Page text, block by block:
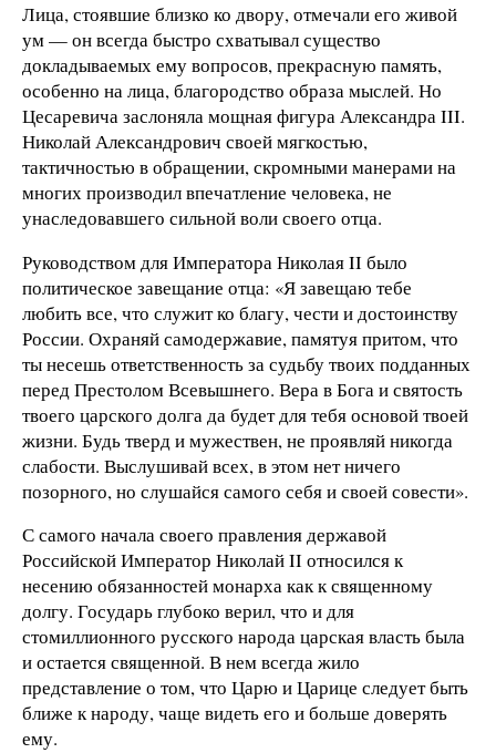
Лица, стоявшие близко ко двору, отмечали его живой
ум — он всегда быстро схватывал существо
докладываемых ему вопросов, прекрасную память,
особенно на лица, благородство образа мыслей. Но
Цесаревича заслоняла мощная фигура Александра III.
Николай Александрович своей мягкостью,
тактичностью в обращении, скромными манерами на
многих производил впечатление человека, не
унаследовавшего сильной воли своего отца.
Руководством для Императора Николая II было
политическое завещание отца: «Я завещаю тебе
любить все, что служит ко благу, чести и достоинству
России. Охраняй самодержавие, памятуя притом, что
ты несешь ответственность за судьбу твоих подданных
перед Престолом Всевышнего. Вера в Бога и святость
твоего царского долга да будет для тебя основой твоей
жизни. Будь тверд и мужествен, не проявляй никогда
слабости. Выслушивай всех, в этом нет ничего
позорного, но слушайся самого себя и своей совести».
С самого начала своего правления державой
Российской Император Николай II относился к
несению обязанностей монарха как к священному
долгу. Государь глубоко верил, что и для
стомиллионного русского народа царская власть была
и остается священной. В нем всегда жило
представление о том, что Царю и Царице следует быть
ближе к народу, чаще видеть его и больше доверять
ему.